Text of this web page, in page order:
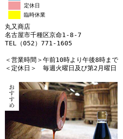
定休日
臨時休業
丸又商店
名古屋市千種区京命1-8-7
TEL（052）771-1605
＜営業時間＞午前10時より午後8時まで
＜定休日＞ 毎週火曜日及び第2月曜日